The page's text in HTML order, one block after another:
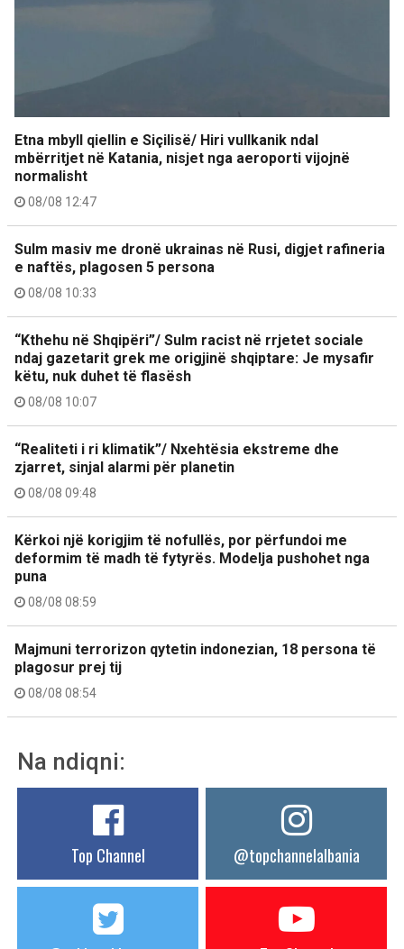
Etna mbyll qiellin e Siçilisë/ Hiri vullkanik ndal
mbërritjet në Katania, nisjet nga aeroporti vijojnë
normalisht
08/08 12:47
Sulm masiv me dronë ukrainas në Rusi, digjet rafineria
e naftës, plagosen 5 persona
08/08 10:33
“Kthehu në Shqipëri”/ Sulm racist në rrjetet sociale
ndaj gazetarit grek me origjinë shqiptare: Je mysafir
këtu, nuk duhet të flasësh
08/08 10:07
“Realiteti i ri klimatik”/ Nxehtësia ekstreme dhe
zjarret, sinjal alarmi për planetin
08/08 09:48
Kërkoi një korigjim të nofullës, por përfundoi me
deformim të madh të fytyrës. Modelja pushohet nga
puna
08/08 08:59
Majmuni terrorizon qytetin indonezian, 18 persona të
plagosur prej tij
08/08 08:54
Na ndiqni:
Top Channel @topchannelalbania